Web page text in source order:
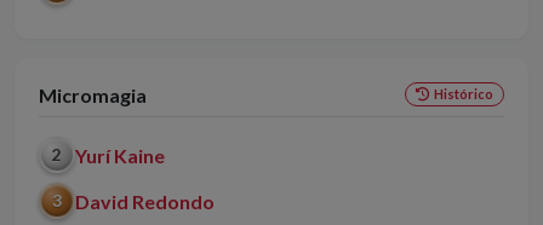
Micromagia Histórico
2 Yurí Kaine
3 David Redondo